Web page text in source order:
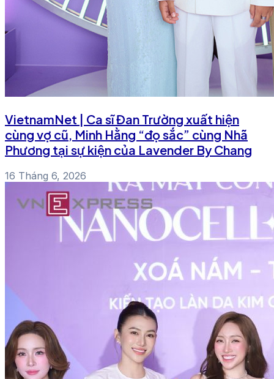
VietnamNet | Ca sĩ Đan Trường xuất hiện
cùng vợ cũ, Minh Hằng “đọ sắc” cùng Nhã
Phương tại sự kiện của Lavender By Chang
16 Tháng 6, 2026